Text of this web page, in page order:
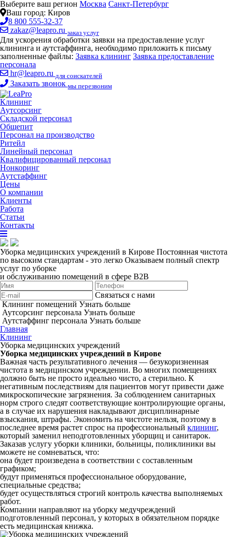
Выберите ваш регион Москва Санкт-Петербург
Ваш город: Киров
8 800 555-32-37
zakaz@leapro.ru заказ услуг
Для ускорения обработки заявки на предоставление услуг
клининга и аутстаффинга, необходимо приложить к письму
заполненные файлы: Заявка клининг Заявка предоставление
персонала
hr@leapro.ru для соискателей
Заказать звонок мы перезвоним
Клининг
Аутсорсинг
Складской персонал
Общепит
Персонал на производство
Ритейл
Линейный персонал
Квалифицированный персонал
Нонкоринг
Аутстаффинг
Цены
О компании
Клиенты
Работа
Статьи
Контакты
Уборка медицинских учреждений в Кирове Постоянная чистота
по высоким стандартам - это легко Оказываем полный спектр
услуг по уборке
и обслуживанию помещений в сфере B2B
Связаться с нами
Клининг помещений Узнать больше
Аутсорсинг персонала Узнать больше
Аутстаффинг персонала Узнать больше
Главная
Клининг
Уборка медицинских учреждений
Уборка медицинских учреждений в Кирове
Важная часть результативного лечения — безукоризненная
чистота в медицинском учреждении. Во многих помещениях
должно быть не просто идеально чисто, а стерильно. К
негативным последствиям для пациентов могут привести даже
микроскопические загрязнения. За соблюдением санитарных
норм строго следят соответствующие контролирующие органы,
а в случае их нарушения накладывают дисциплинарные
взыскания, штрафы. Экономить на чистоте нельзя, поэтому в
последнее время растет спрос на профессиональный клининг,
который заменил неподготовленных уборщиц и санитарок.
Заказав услугу уборки клиники, больницы, поликлиники вы
можете не сомневаться, что:
она будет произведена в соответствии с составленным
графиком;
будут применяться профессиональное оборудование,
специальные средства;
будет осуществляться строгий контроль качества выполняемых
работ.
Компании направляют на уборку медучреждений
подготовленный персонал, у которых в обязательном порядке
есть медицинская книжка.